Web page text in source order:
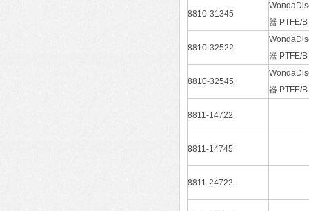
8810-31345
器 PTFE/B
8810-32522
器 PTFE/B
8810-32545
器 PTFE/B
8811-14722
8811-14745
8811-24722